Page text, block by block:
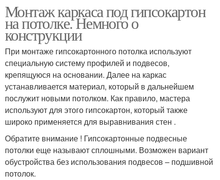
Монтаж каркаса под гипсокартон
на потолке. Немного о
конструкции
При монтаже гипсокартонного потолка используют
специальную систему профилей и подвесов,
крепящуюся на основании. Далее на каркас
устанавливается материал, который в дальнейшем
послужит новыми потолком. Как правило, мастера
используют для этого гипсокартон, который также
широко применяется для выравнивания стен .
Обратите внимание ! Гипсокартонные подвесные
потолки еще называют сплошными. Возможен вариант
обустройства без использования подвесов – подшивной
потолок.